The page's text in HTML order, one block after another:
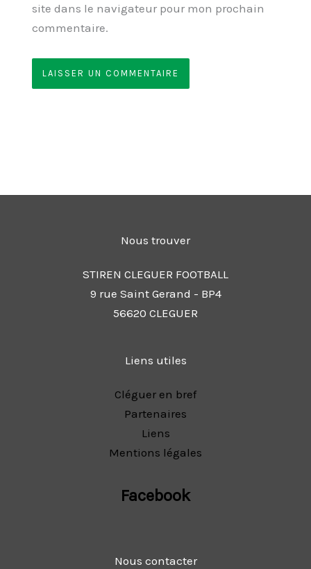
site dans le navigateur pour mon prochain
commentaire.
Nous trouver
STIREN CLEGUER FOOTBALL
9 rue Saint Gerand - BP4
56620 CLEGUER
Liens utiles
Cléguer en bref
Partenaires
Liens
Mentions légales
Facebook
Nous contacter